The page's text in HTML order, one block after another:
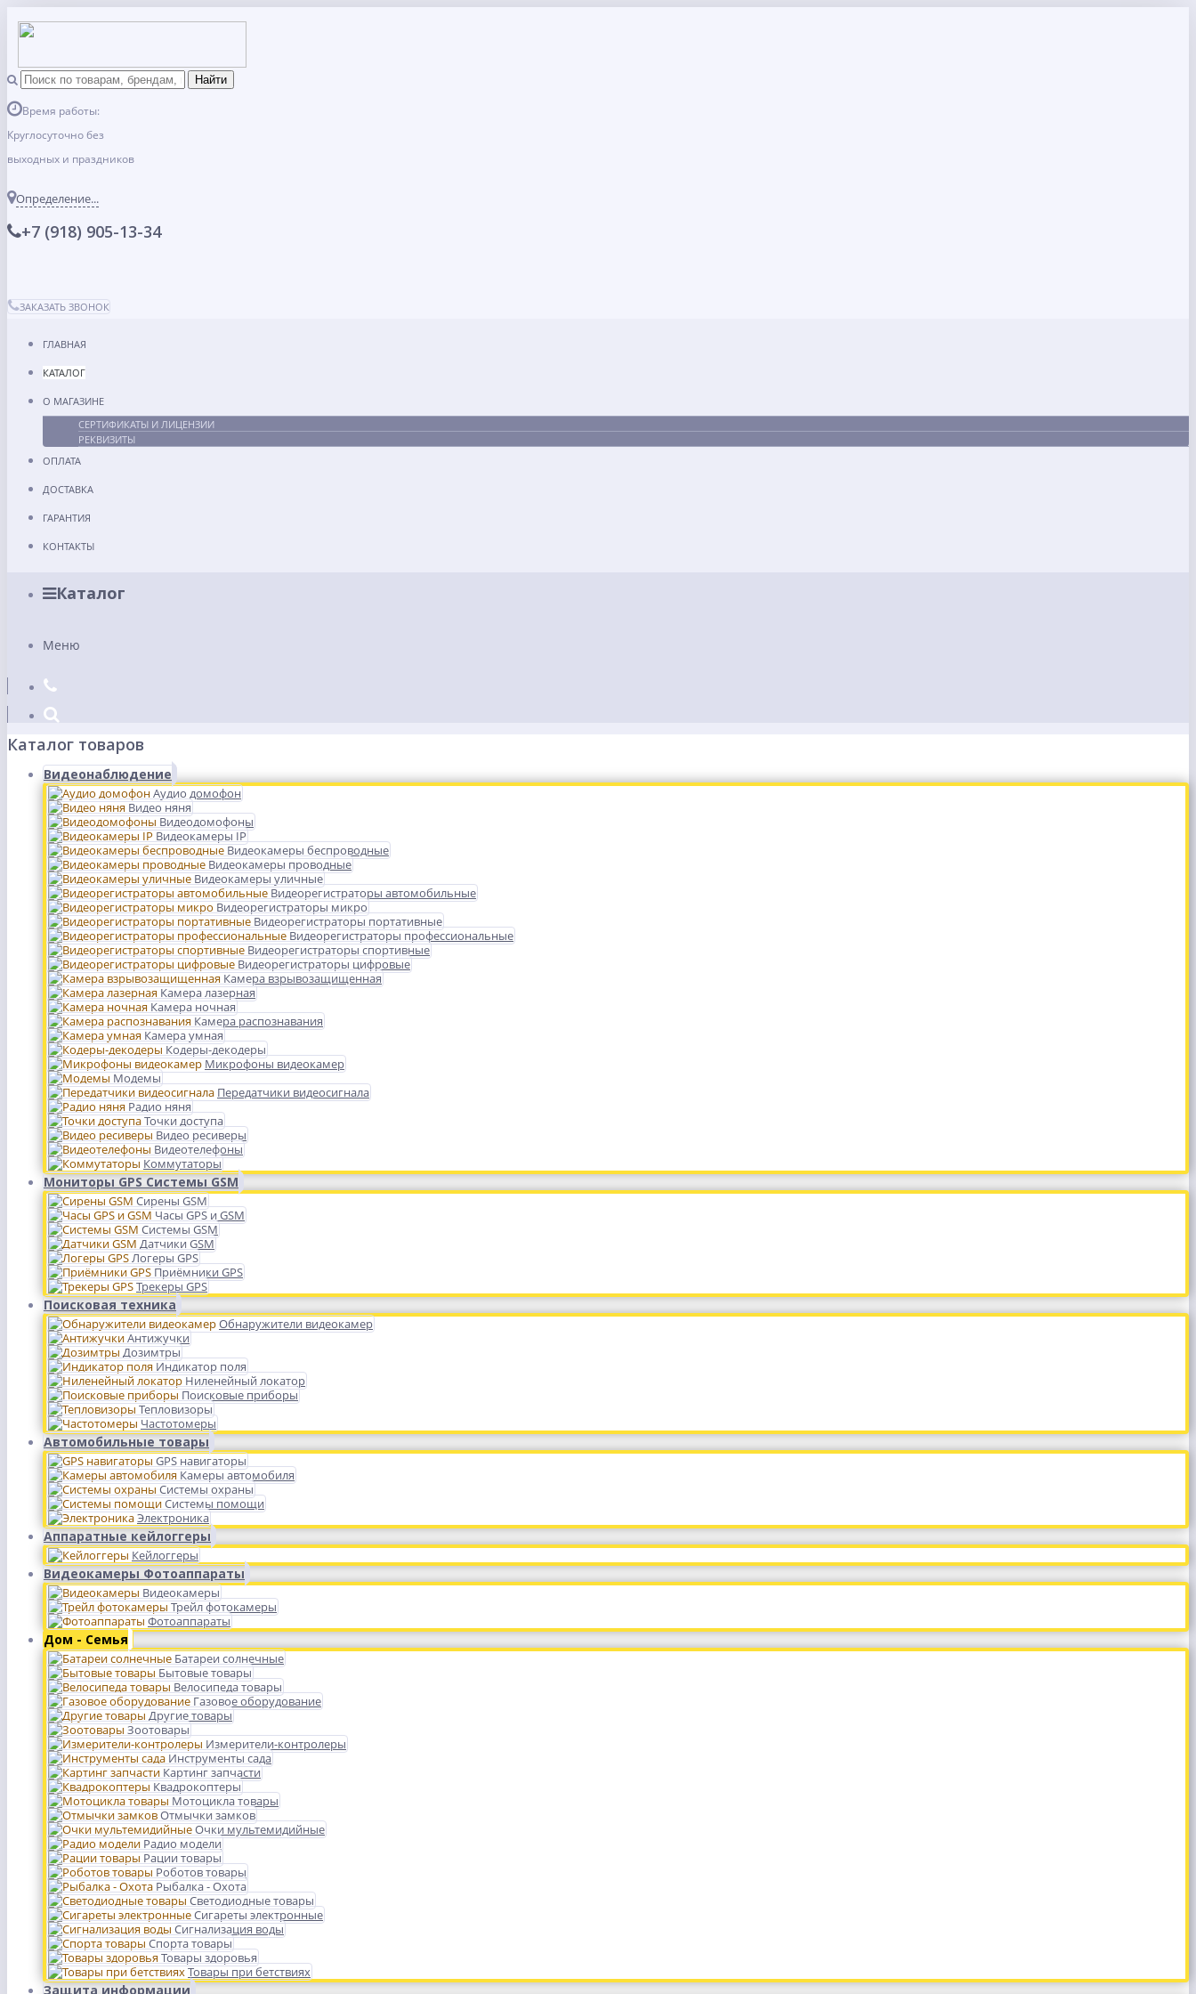
Время работы:
Круглосуточно без
выходных и праздников
Определение...
+7 (918) 905-13-34
ЗАКАЗАТЬ ЗВОНОК
ГЛАВНАЯ
КАТАЛОГ
О МАГАЗИНЕ
СЕРТИФИКАТЫ И ЛИЦЕНЗИИ
РЕКВИЗИТЫ
ОПЛАТА
ДОСТАВКА
ГАРАНТИЯ
КОНТАКТЫ
Каталог
Меню
Каталог товаров
Видеонаблюдение
Аудио домофон
Видео няня
Видеодомофоны
Видеокамеры IP
Видеокамеры беспроводные
Видеокамеры проводные
Видеокамеры уличные
Видеорегистраторы автомобильные
Видеорегистраторы микро
Видеорегистраторы портативные
Видеорегистраторы профессиональные
Видеорегистраторы спортивные
Видеорегистраторы цифровые
Камера взрывозащищенная
Камера лазерная
Камера ночная
Камера распознавания
Камера умная
Кодеры-декодеры
Микрофоны видеокамер
Модемы
Передатчики видеосигнала
Радио няня
Точки доступа
Видео ресиверы
Видеотелефоны
Коммутаторы
Мониторы GPS Системы GSM
Сирены GSM
Часы GPS и GSM
Системы GSM
Датчики GSM
Логеры GPS
Приёмники GPS
Трекеры GPS
Поисковая техника
Обнаружители видеокамер
Антижучки
Дозимтры
Индикатор поля
Ниленейный локатор
Поисковые приборы
Тепловизоры
Частотомеры
Автомобильные товары
GPS навигаторы
Камеры автомобиля
Системы охраны
Системы помощи
Электроника
Аппаратные кейлоггеры
Кейлоггеры
Видеокамеры Фотоаппараты
Видеокамеры
Трейл фотокамеры
Фотоаппараты
Дом - Семья
Батареи солнечные
Бытовые товары
Велосипеда товары
Газовое оборудование
Другие товары
Зоотовары
Измерители-контролеры
Инструменты сада
Картинг запчасти
Квадрокоптеры
Мотоцикла товары
Отмычки замков
Очки мультемидийные
Радио модели
Рации товары
Роботов товары
Рыбалка - Охота
Светодиодные товары
Сигареты электронные
Сигнализация воды
Спорта товары
Товары здоровья
Товары при бетствиях
Защита информации